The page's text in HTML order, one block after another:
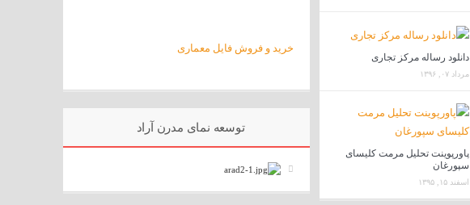
دانلود رساله مرکز تجاری
مرداد ۰۷, ۱۳۹۶
پاورپوینت تحلیل مرمت کلیسای
سپورغان
اسفند ۱۵, ۱۳۹۵
خرید و فروش فایل معماری
توسعه نمای مدرن آراد